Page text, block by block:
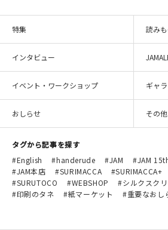
特集 読み
インタビュー
イベント・ワークショップ ギャ
おしらせ その他
タグから記事を探す
English
handerude JAM
JAM
JAM本店
SURIMACCA SURIMACCA+
SURUTOCO
WEBSHOP シルクスク
印刷のタネ
紙マーケット 重要なおし